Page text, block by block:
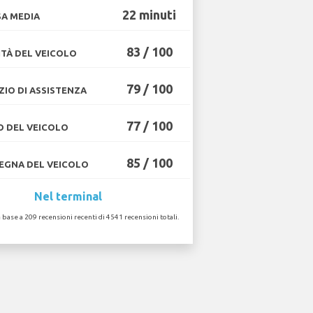
MEDIA 22 minuti
DEL VEICOLO 83 / 100
DI ASSISTENZA 79 / 100
DEL VEICOLO 77 / 100
DEL VEICOLO 85 / 100
Nel terminal
base a 209 recensioni recenti di 4541 recensioni totali.